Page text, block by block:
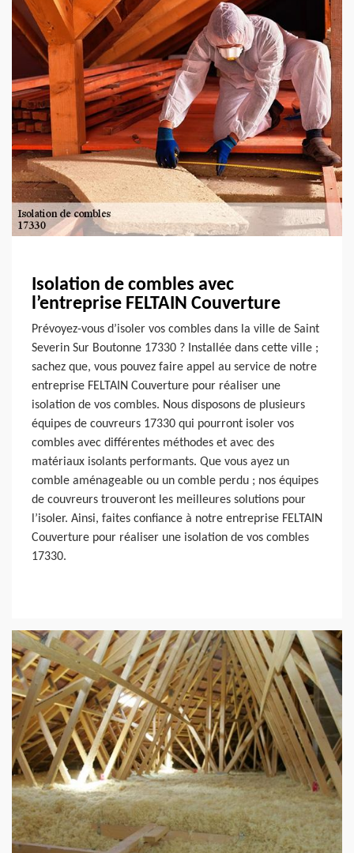
Isolation de combles avec
l’entreprise FELTAIN Couverture
Prévoyez-vous d’isoler vos combles dans la ville de Saint
Severin Sur Boutonne 17330 ? Installée dans cette ville ;
sachez que, vous pouvez faire appel au service de notre
entreprise FELTAIN Couverture pour réaliser une
isolation de vos combles. Nous disposons de plusieurs
équipes de couvreurs 17330 qui pourront isoler vos
combles avec différentes méthodes et avec des
matériaux isolants performants. Que vous ayez un
comble aménageable ou un comble perdu ; nos équipes
de couvreurs trouveront les meilleures solutions pour
l’isoler. Ainsi, faites confiance à notre entreprise FELTAIN
Couverture pour réaliser une isolation de vos combles
17330.